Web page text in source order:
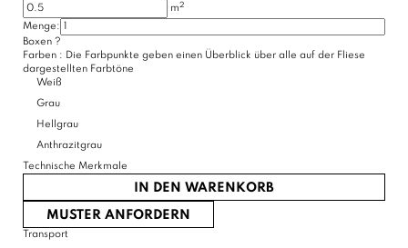
m2
Menge:
Boxen ?
Farben : Die Farbpunkte geben einen Überblick über alle auf der Fliese
dargestellten Farbtöne
Weiß
Grau
Hellgrau
Anthrazitgrau
Technische Merkmale
IN DEN WARENKORB
MUSTER ANFORDERN
Transport